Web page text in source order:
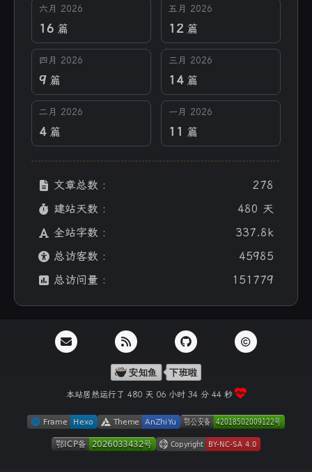
六月 2026
16 篇
五月 2026
12 篇
四月 2026
9 篇
三月 2026
14 篇
二月 2026
4 篇
一月 2026
11 篇
文章总数 :
278
建站天数 :
480 天
全站字数 :
337.8k
总访客数 :
45985
总访问量 :
151779
本站居然运行了 480 天 06 小时 34 分 45 秒